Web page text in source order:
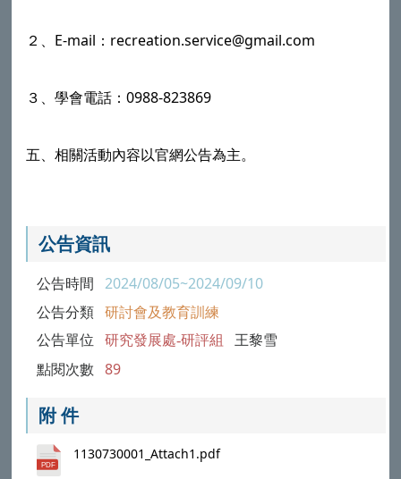
２、E-mail：recreation.service@gmail.com
３、學會電話：0988-823869
五、相關活動內容以官網公告為主。
公告資訊
公告時間 2024/08/05~2024/09/10
公告分類 研討會及教育訓練
公告單位 研究發展處-研評組 王黎雪
點閱次數 89
附 件
1130730001_Attach1.pdf